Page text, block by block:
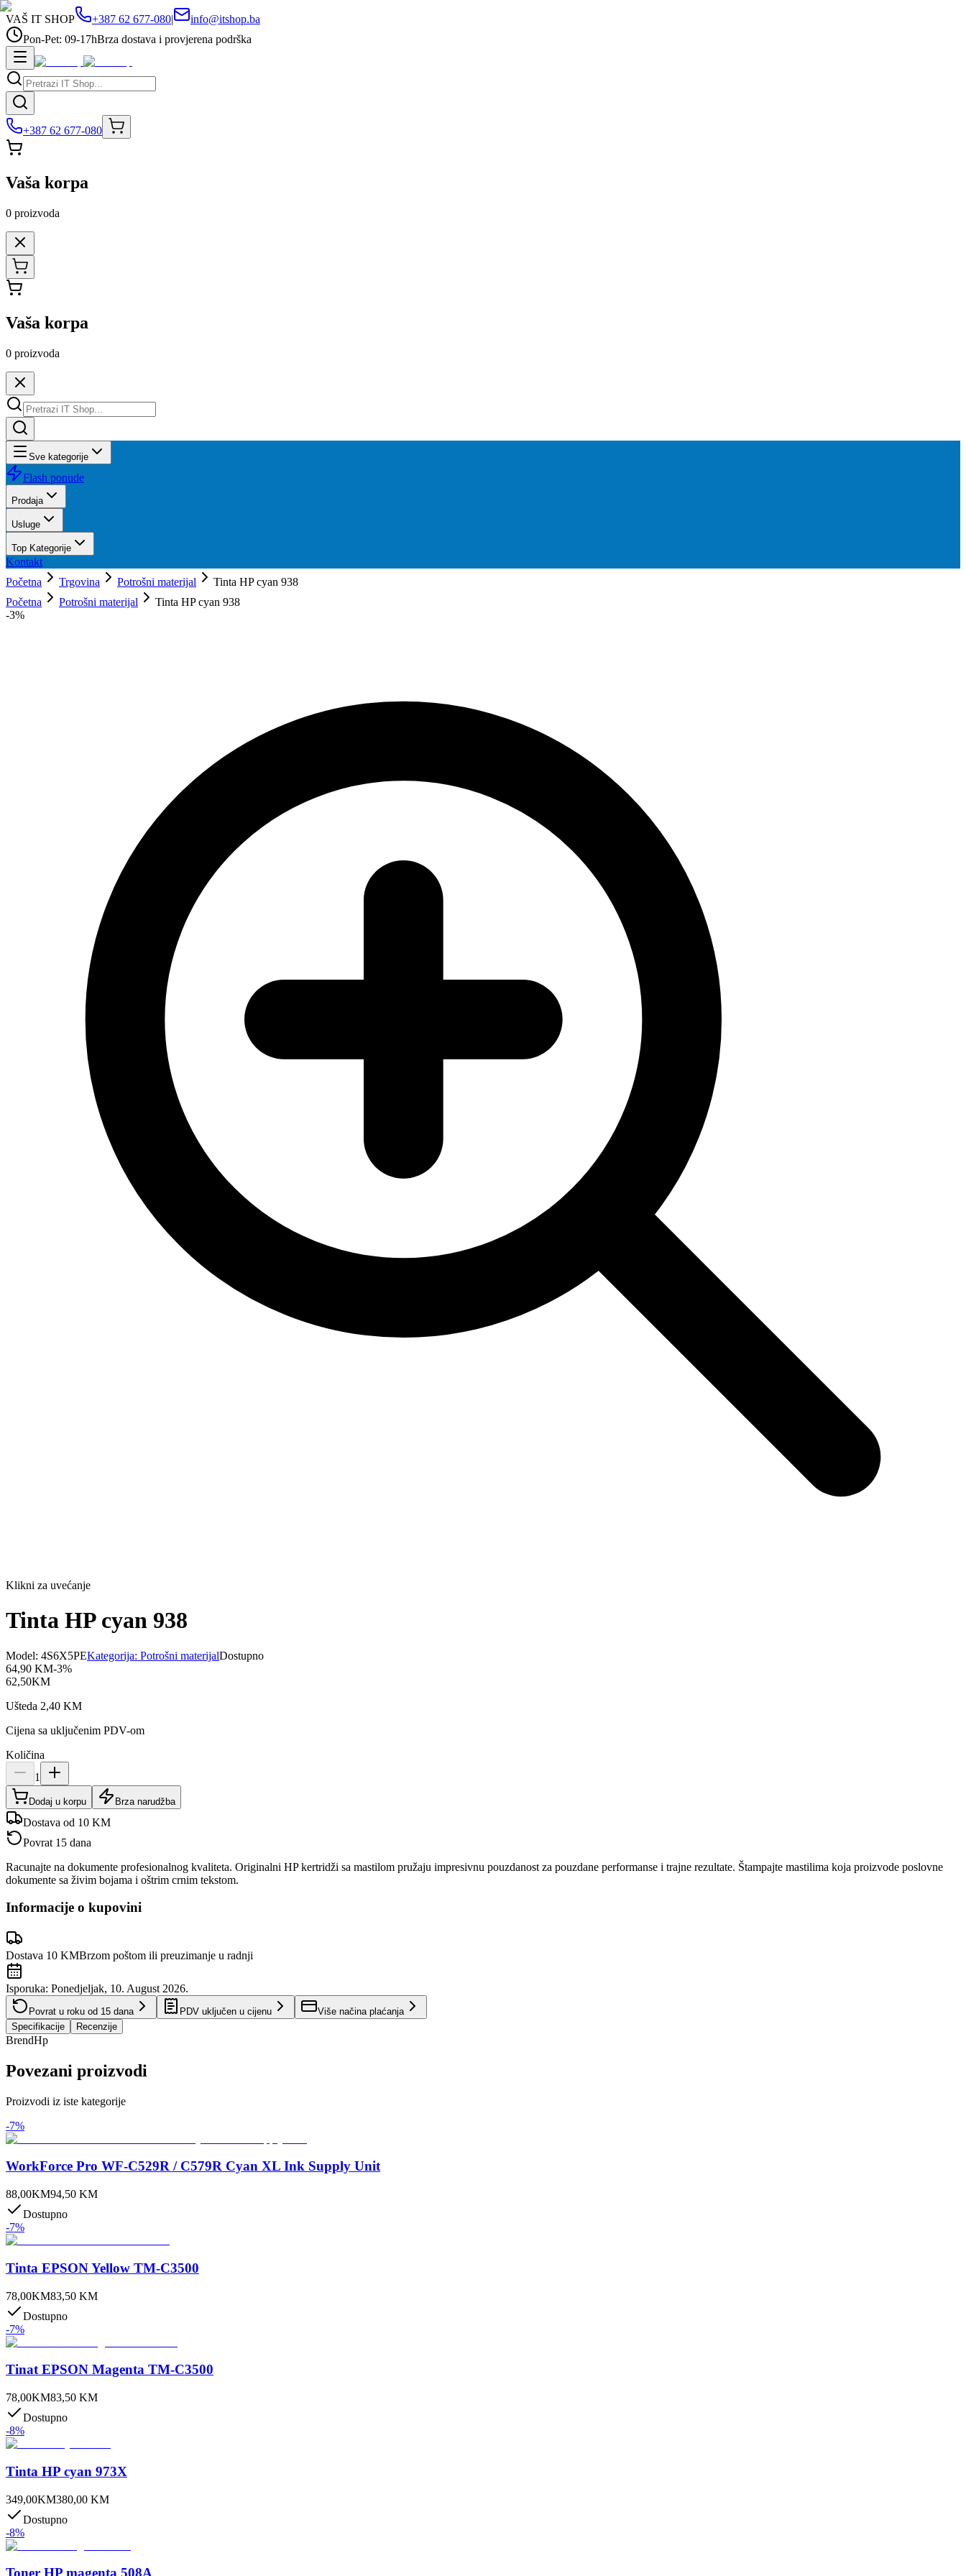
VAŠ IT SHOP +387 62 677-080|
info@itshop.ba
Pon-Pet: 09-17hBrza dostava i provjerena podrška
+387 62 677-080
Vaša korpa
0 proizvoda
Vaša korpa
0 proizvoda
Sve kategorije
Flash ponude
Prodaja
Usluge
Top Kategorije
Kontakt
Početna
Trgovina Potrošni materijal
Tinta HP cyan 938
Početna
Potrošni materijal
Tinta HP cyan 938
-3%
Klikni za uvećanje
Tinta HP cyan 938
Model: 4S6X5PEKategorija: Potrošni materijalDostupno
64,90 KM-3%
62,50KM
Ušteda 2,40 KM
Cijena sa uključenim PDV-om
Količina
1
Dodaj u korpu Brza narudžba
Dostava od 10 KM
Povrat 15 dana
Racunajte na dokumente profesionalnog kvaliteta. Originalni HP kertridži sa mastilom pružaju impresivnu pouzdanost za pouzdane performanse i trajne rezultate. Štampajte mastilima koja proizvode poslovne
dokumente sa živim bojama i oštrim crnim tekstom.
Informacije o kupovini
Dostava 10 KMBrzom poštom ili preuzimanje u radnji
Isporuka: Ponedjeljak, 10. August 2026.
Povrat u roku od 15 dana PDV uključen u cijenu
Više načina plaćanja
Specifikacije
Recenzije
BrendHp
Povezani proizvodi
Proizvodi iz iste kategorije
-7%
WorkForce Pro WF-C529R / C579R Cyan XL Ink Supply Unit
88,00KM94,50 KM
Dostupno
-7%
Tinta EPSON Yellow TM-C3500
78,00KM83,50 KM
Dostupno
-7%
Tinat EPSON Magenta TM-C3500
78,00KM83,50 KM
Dostupno
-8%
Tinta HP cyan 973X
349,00KM380,00 KM
Dostupno
-8%
Toner HP magenta 508A